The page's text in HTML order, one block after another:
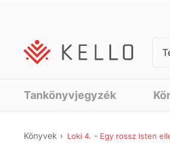
Tankönyvjegyzék
Könyvek Loki 4. - Egy rossz isten